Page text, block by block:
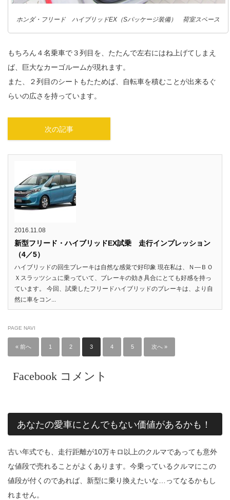
ホンダ・フリード ハイブリッドEX（Sパッケージ装備） 荷室スペース
もちろん４名乗車で３列目を、たたんで左右にはね上げてしまえ
ば、巨大なカーゴルームが現れます。
また、２列目のシートもたためば、自転車を積むことが出来るぐ
らいの広さを持っています。
次の記事
2016.11.08
新型フリード・ハイブリッドEX試乗 走行インプレッション
（4／5）
ハイブリッドの回生ブレーキは自然な感覚で好印象 現在私は、Ｎ―ＢＯ
Ｘスラッツシュに乗っていて、ブレーキの効き具合にとても好感を持っ
ています。 今回、試乗したフリードハイブリッドのブレーキは、より自
然に車をコン...
PAGE NAVI
« 前へ 1 2 3 4 5 次へ »
Facebook コメント
あなたの愛車にとんでもない価値があるかも！
古い年式でも、走行距離が10万キロ以上のクルマであっても意外
な値段で売れることがよくあります。今乗っているクルマにこの
値段が付くのであれば、新型に乗り換えたいな…ってなるかもし
れません。